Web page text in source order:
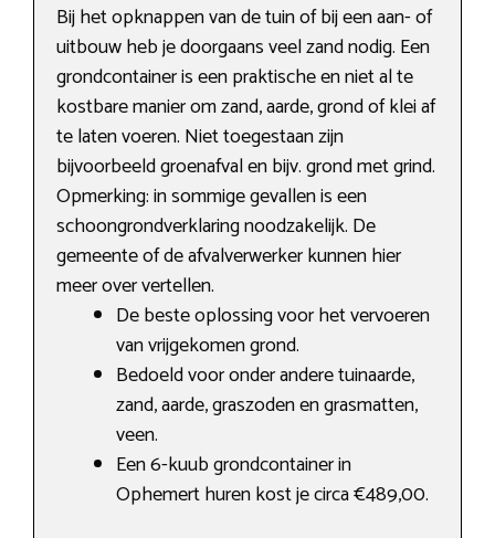
Bij het opknappen van de tuin of bij een aan- of
uitbouw heb je doorgaans veel zand nodig. Een
grondcontainer is een praktische en niet al te
kostbare manier om zand, aarde, grond of klei af
te laten voeren. Niet toegestaan zijn
bijvoorbeeld groenafval en bijv. grond met grind.
Opmerking: in sommige gevallen is een
schoongrondverklaring noodzakelijk. De
gemeente of de afvalverwerker kunnen hier
meer over vertellen.
De beste oplossing voor het vervoeren
van vrijgekomen grond.
Bedoeld voor onder andere tuinaarde,
zand, aarde, graszoden en grasmatten,
veen.
Een 6-kuub grondcontainer in
Ophemert huren kost je circa €489,00.